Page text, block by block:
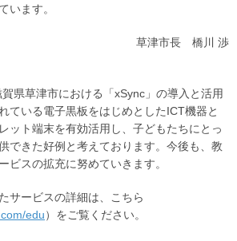
います。
草津市長 橋川 渉
県草津市における「xSync」の導入と活用
ている電子黒板をはじめとしたICT機器と
ット端末を有効活用し、子どもたちにとっ
できた好例と考えております。今後も、教
ビスの拡充に努めていきます。
サービスの詳細は、こちら
edu）をご覧ください。